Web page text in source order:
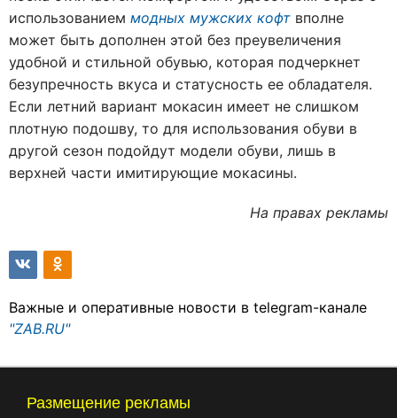
использованием модных мужских кофт вполне
может быть дополнен этой без преувеличения
удобной и стильной обувью, которая подчеркнет
безупречность вкуса и статусность ее обладателя.
Если летний вариант мокасин имеет не слишком
плотную подошву, то для использования обуви в
другой сезон подойдут модели обуви, лишь в
верхней части имитирующие мокасины.
На правах рекламы
Важные и оперативные новости в telegram-канале
"ZAB.RU"
Размещение рекламы